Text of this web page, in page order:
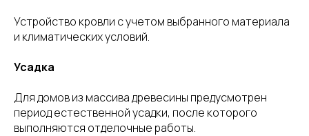
Устройство кровли с учетом выбранного материала
и климатических условий.
Усадка
Для домов из массива древесины предусмотрен
период естественной усадки, после которого
выполняются отделочные работы.